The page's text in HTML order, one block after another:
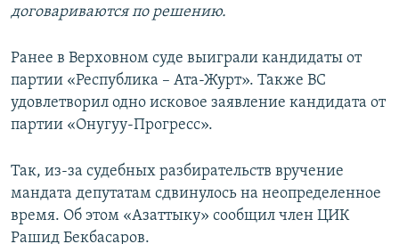
договариваются по решению.
Ранее в Верховном суде выиграли кандидаты от
партии «Республика – Ата-Журт». Также ВС
удовлетворил одно исковое заявление кандидата от
партии «Онугуу-Прогресс».
Так, из-за судебных разбирательств вручение
мандата депутатам сдвинулось на неопределенное
время. Об этом «Азаттыку» сообщил член ЦИК
Рашид Бекбасаров.